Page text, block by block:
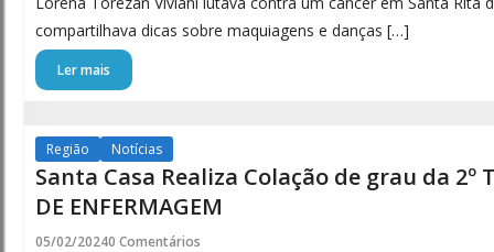
compartilhava dicas sobre maquiagens e danças […]
Ler mais
Região Notícias
Santa Casa Realiza Colação de grau da 2º
DE ENFERMAGEM
05/02/20240 Comentários